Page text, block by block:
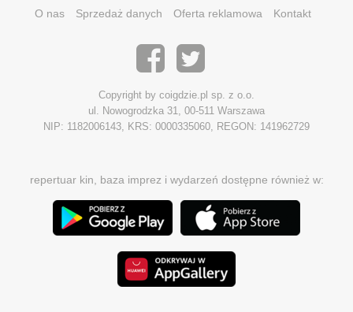
O nas Sprzedaż danych Oferta reklamowa Kontakt
Copyright by coigdzie.pl sp. z o.o.
ul. Nowogrodzka 31, 00-511 Warszawa
NIP: 1182006143, KRS: 0000335060, REGON: 141962729
repertuar kin, baza imprez i wydarzeń dostępne również w: